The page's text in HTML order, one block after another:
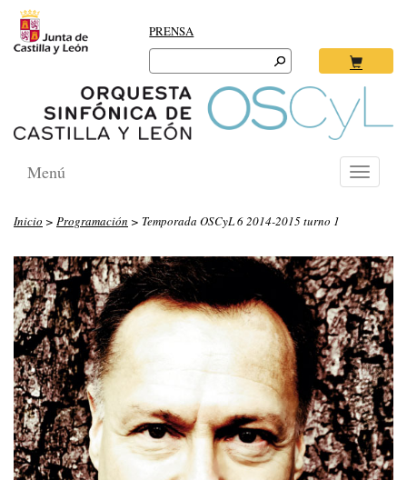
PRENSA
Search
for:
Toggle
Menú
Inicio > Programación > Temporada OSCyL 6 2014-2015 turno 1